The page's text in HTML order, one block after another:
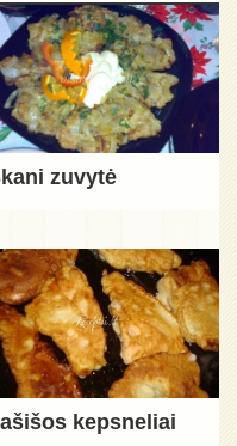
zuvytė
kepsneliai